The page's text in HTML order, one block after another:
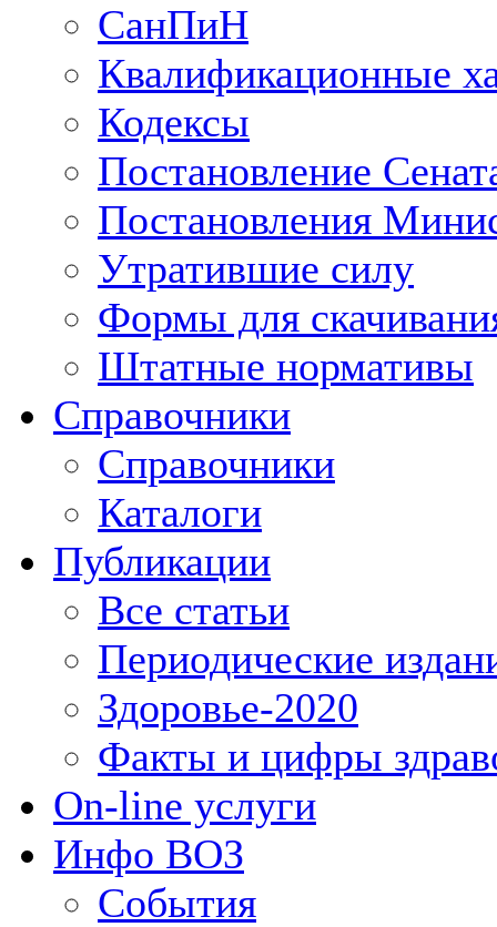
СанПиН
Квалификационные
Кодексы
Постановление
Постановления
Утратившие силу
Формы для
Штатные нормативы
Справочники
Справочники
Каталоги
Публикации
Все статьи
Периодические
Здоровье-2020
Факты и цифры
On-line услуги
Инфо ВОЗ
События